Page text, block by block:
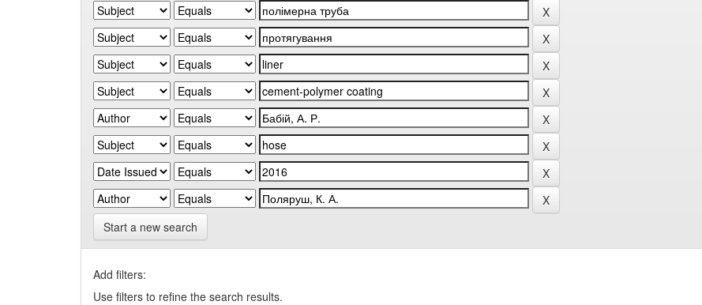
Start a new search
Add filters:
Use filters to refine the search results.